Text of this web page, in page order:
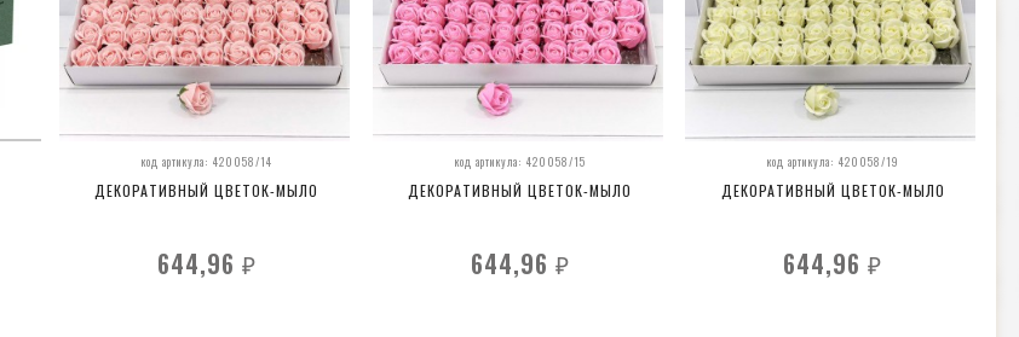
код артикула: 420058/14
ДЕКОРАТИВНЫЙ ЦВЕТОК-МЫЛО
644,96 ₽
код артикула: 420058/15
ДЕКОРАТИВНЫЙ ЦВЕТОК-МЫЛО
644,96 ₽
код артикула: 420058/19
ДЕКОРАТИВНЫЙ ЦВЕТОК-МЫЛО
644,96₽